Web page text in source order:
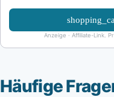
Anzeige · Affiliate-Link.
Häufige